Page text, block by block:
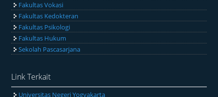
Fakultas Vokasi
Fakultas Kedokteran
Fakultas Psikologi
Fakultas Hukum
Sekolah Pascasarjana
Link Terkait
Universitas Negeri Yogyakarta